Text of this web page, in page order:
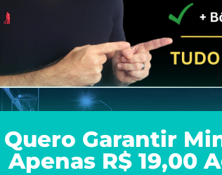
Quero Garantir
Apenas R$ 19,00